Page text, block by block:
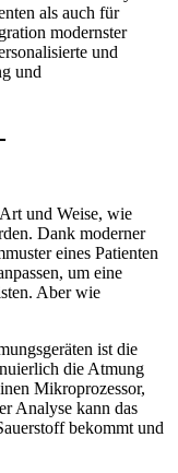
als auch für
modernster
und
und
und Weise, wie
Dank moderner
eines Patienten
um eine
Aber wie
ist die
die Atmung
Mikroprozessor,
Analyse kann das
bekommt und